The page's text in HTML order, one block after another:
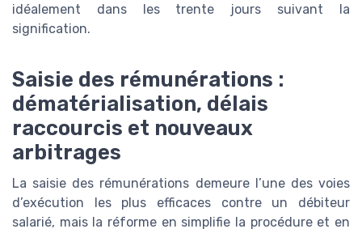
idéalement dans les trente jours suivant la
signification.
Saisie des rémunérations :
dématérialisation, délais
raccourcis et nouveaux
arbitrages
La saisie des rémunérations demeure l’une des voies
d’exécution les plus efficaces contre un débiteur
salarié, mais la réforme en simplifie la procédure et en